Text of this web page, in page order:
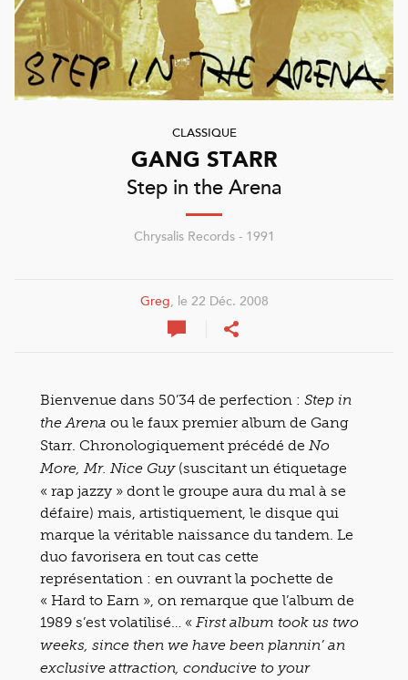
CLASSIQUE
GANG STARR
Step in the Arena
Chrysalis Records - 1991
Greg, le 22 Déc. 2008
Bienvenue dans 50’34 de perfection : Step in
the Arena ou le faux premier album de Gang
Starr. Chronologiquement précédé de No
More, Mr. Nice Guy(suscitant un étiquetage
« rap jazzy » dont le groupe aura du mal à se
défaire) mais, artistiquement, le disque qui
marque la véritable naissance du tandem. Le
duo favorisera en tout cas cette
représentation : en ouvrant la pochette de
« Hard to Earn », on remarque que l’album de
1989 s’est volatilisé… « First album took us two
weeks, since then we have been plannin’ an
exclusive attraction, conducive to your